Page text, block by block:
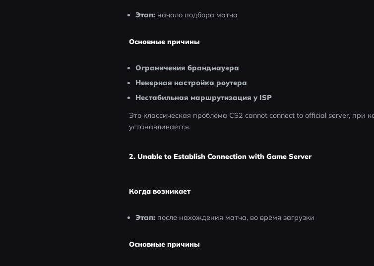
Этап: начало подбора матча
Основные причины
Ограничения брандмауэра
Неверная настройка роутера
Нестабильная маршрутизация у ISP
Это классическая проблема CS2 cannot connect to official server, при
устанавливается.
2. Unable to Establish Connection with Game Server
Когда возникает
Этап: после нахождения матча, во время загрузки
Основные причины